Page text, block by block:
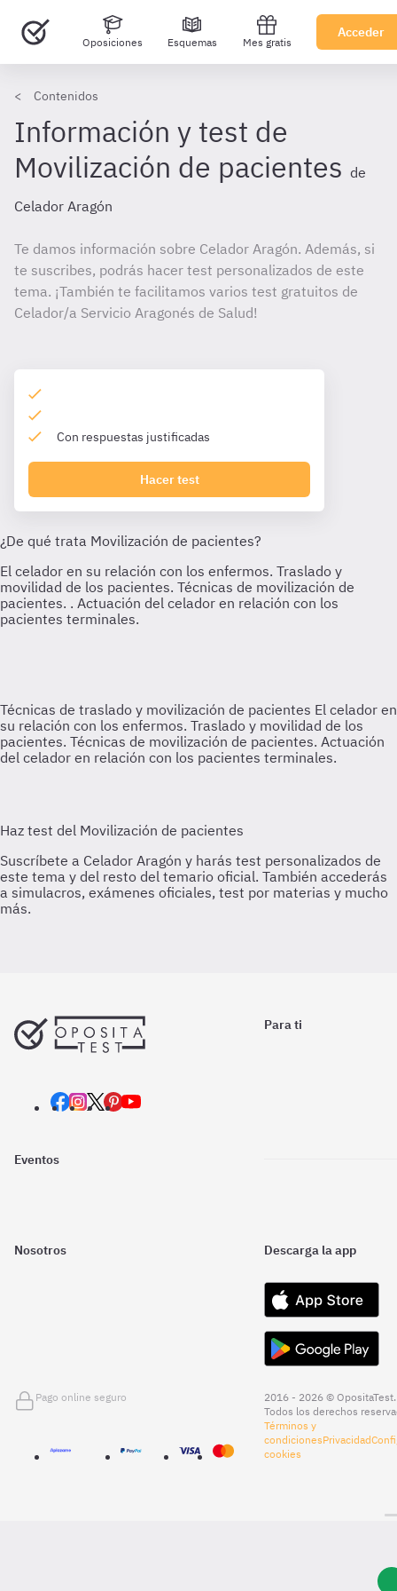
Oposiciones Esquemas Mes gratis
Acceder
Contenidos
Información y test de
Movilización de pacientes de
Celador Aragón
Te damos información sobre Celador Aragón. Además, si
te suscribes, podrás hacer test personalizados de este
tema. ¡También te facilitamos varios test gratuitos de
Celador/a Servicio Aragonés de Salud!
Con respuestas justificadas
Hacer test
Técnicas de traslado y movilización de pacientes El celador en
su relación con los enfermos. Traslado y movilidad de los
pacientes. Técnicas de movilización de pacientes. Actuación
del celador en relación con los pacientes terminales.
Para ti
Eventos
Nosotros Descarga la app
Pago online seguro
2016 - 2026 © OpositaTest.
Todos los derechos
Términos y
condicionesPrivacidad
cookies